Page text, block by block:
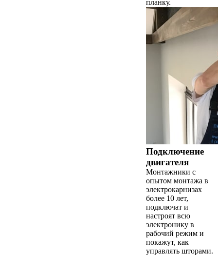
планку.
Подключение
двигателя
Монтажники с
опытом монтажа в
электрокарнизах
более 10 лет,
подключат и
настроят всю
электронику в
рабочий режим и
покажут, как
управлять шторами.